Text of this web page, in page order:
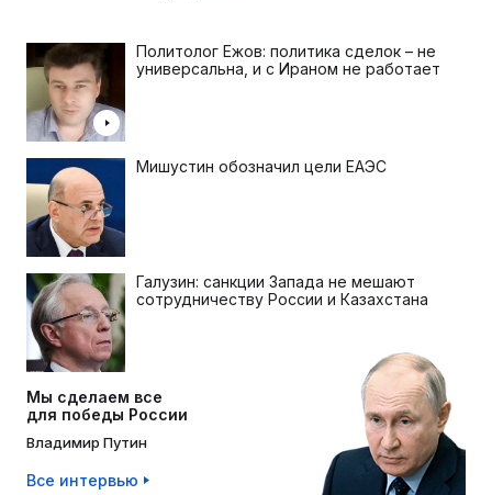
Политолог Ежов: политика сделок – не
универсальна, и с Ираном не работает
Мишустин обозначил цели ЕАЭС
Галузин: санкции Запада не мешают
сотрудничеству России и Казахстана
Мы сделаем все
для победы России
Владимир Путин
Все интервью